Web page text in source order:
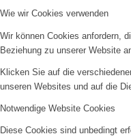
Wie wir Cookies verwenden
Wir können Cookies anfordern,
Beziehung zu unserer Website
Klicken Sie auf die
unseren Websites und auf die
Notwendige Website Cookies
Diese Cookies sind unbedingt